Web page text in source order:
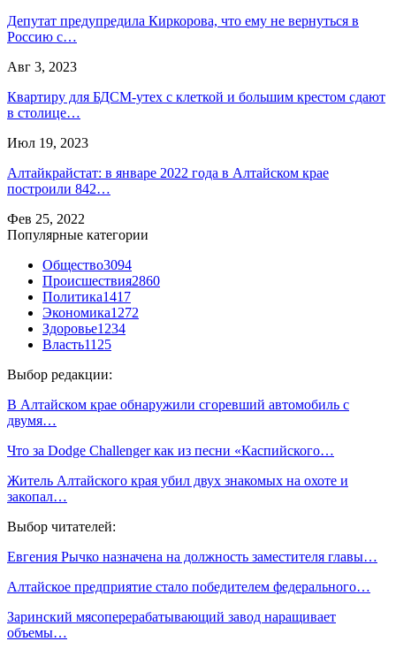
Депутат предупредила Киркорова, что ему не вернуться в
Россию с…
Авг 3, 2023
Квартиру для БДСМ-утех с клеткой и большим крестом сдают
в столице…
Июл 19, 2023
Алтайкрайстат: в январе 2022 года в Алтайском крае
построили 842…
Фев 25, 2022
Популярные категории
Общество3094
Происшествия2860
Политика1417
Экономика1272
Здоровье1234
Власть1125
Выбор редакции:
В Алтайском крае обнаружили сгоревший автомобиль с
двумя…
Что за Dodge Challenger как из песни «Каспийского…
Житель Алтайского края убил двух знакомых на охоте и
закопал…
Выбор читателей:
Евгения Рычко назначена на должность заместителя главы…
Алтайское предприятие стало победителем федерального…
Заринский мясоперерабатывающий завод наращивает
объемы…